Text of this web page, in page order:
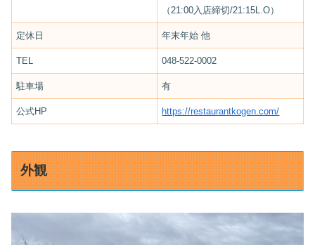
（21:00入店締切/21:15L.O）
定休日 年末年始 他
TEL 048-522-0002
駐車場 有
公式HP https://restaurantkogen.com/
外観